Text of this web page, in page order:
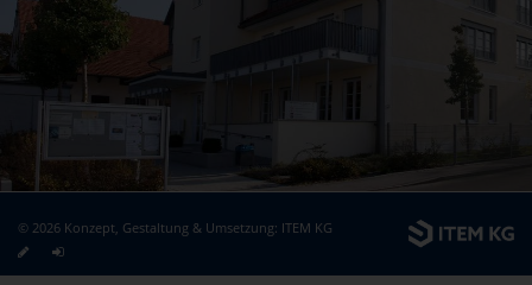
© 2026 Konzept, Gestaltung & Umsetzung: ITEM KG